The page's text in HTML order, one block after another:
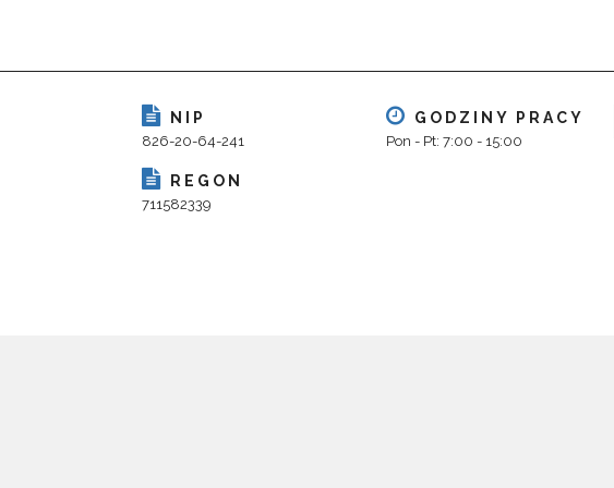
NIP
826-20-64-241
REGON
711582339
GODZINY PRACY
Pon - Pt: 7:00 - 15:00